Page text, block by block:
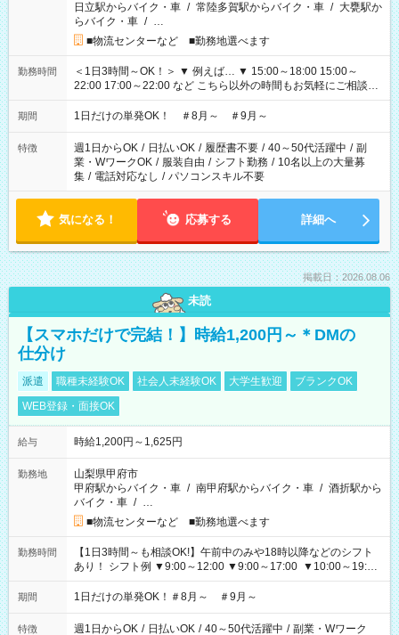
日立駅からバイク・車 / 常陸多賀駅からバイク・車 / 大甕駅か
らバイク・車 / …
■物流センターなど ■勤務地選べます
勤務時間
＜1日3時間～OK！＞ ▼ 例えば… ▼ 15:00～18:00 15:00～
22:00 17:00～22:00 など こちら以外の時間もお気軽にご相談く
ださい！
期間 1日だけの単発OK！ ＃8月～ ＃9月～
特徴 週1日からOK / 日払いOK / 履歴書不要 / 40～50代活躍中 / 副
業・WワークOK / 服装自由 / シフト勤務 / 10名以上の大量募
集 / 電話対応なし / パソコンスキル不要
気になる！ 応募する 詳細へ
掲載日：2026.08.06
未読
【スマホだけで完結！】時給1,200円～＊DMの
仕分け
派遣 職種未経験OK 社会人未経験OK 大学生歓迎
ブランクOK
WEB登録・面接OK
給与 時給1,200円～1,625円
勤務地
山梨県甲府市
甲府駅からバイク・車 / 南甲府駅からバイク・車 / 酒折駅から
バイク・車 / …
■物流センターなど ■勤務地選べます
勤務時間
【1日3時間～も相談OK!】午前中のみや18時以降などのシフト
あり！ シフト例 ▼9:00～12:00 ▼9:00～17:00 ▼10:00～19:00
▼18:00～21:00
期間 1日だけの単発OK！＃8月～ ＃9月～
特徴 週1日からOK / 日払いOK / 40～50代活躍中 / 副業・Wワーク